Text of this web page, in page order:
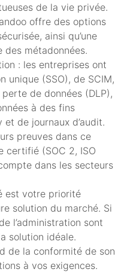
de la vie privée.
offre des options
ainsi qu’une
des métadonnées.
: les entreprises ont
unique (SSO), de SCIM,
de données (DLP),
à des fins
et de journaux d’audit.
preuves dans ce
certifié (SOC 2, ISO
dans les secteurs
est votre priorité
solution du marché. Si
l’administration sont
solution idéale.
de la conformité de son
à vos exigences.